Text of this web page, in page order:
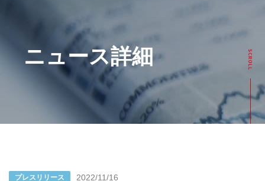
ニュース詳細
プレスリリース 2022/11/16